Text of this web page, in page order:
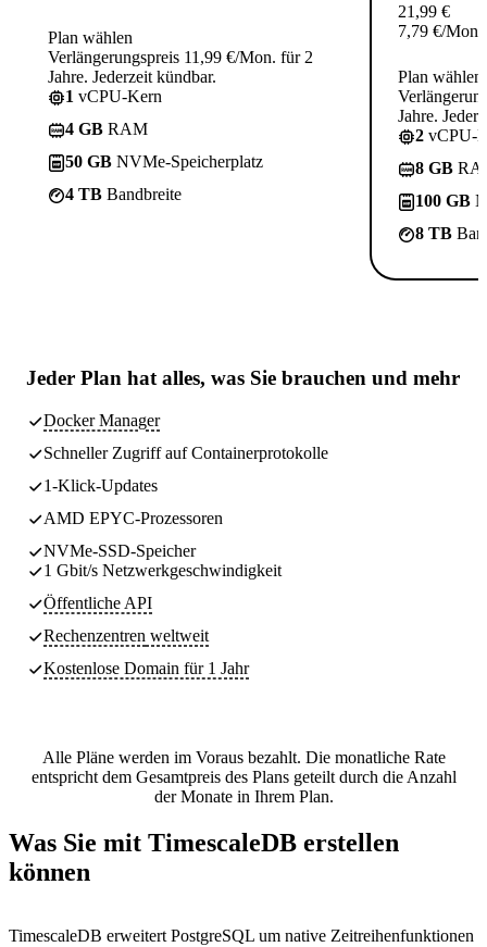
Plan wählen
Verlängerungspreis 11,99 €/Mon. für 2
Jahre. Jederzeit kündbar.
1 vCPU-Kern
4 GB RAM
50 GB NVMe-Speicherplatz
4 TB Bandbreite
21,99 €
7,79 €/Mon.
Plan wählen
Jahre.
2 vCPU-
8 GB
100 GB
8 TB
Jeder Plan hat alles, was Sie brauchen und mehr
Docker Manager
Schneller Zugriff auf Containerprotokolle
1-Klick-Updates
AMD EPYC-Prozessoren
NVMe-SSD-Speicher
1 Gbit/s Netzwerkgeschwindigkeit
Öffentliche API
Rechenzentren weltweit
Kostenlose Domain für 1 Jahr
Alle Pläne werden im Voraus bezahlt. Die monatliche Rate
entspricht dem Gesamtpreis des Plans geteilt durch die Anzahl
der Monate in Ihrem Plan.
Was Sie mit TimescaleDB erstellen
können
TimescaleDB erweitert PostgreSQL um native Zeitreihenfunktionen